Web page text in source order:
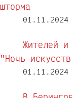
шторма
01.11.2024
Жителей и
"Ночь
01.11.2024